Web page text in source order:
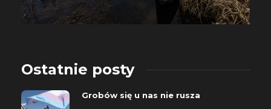
Ostatnie posty
Grobów się u nas nie rusza